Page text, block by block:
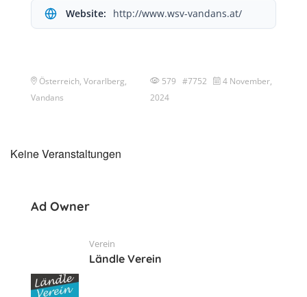
Website: http://www.wsv-vandans.at/
Österreich, Vorarlberg,
Vandans
579 #7752
4 November,
2024
Keine Veranstaltungen
Ad Owner
Verein
Ländle Verein